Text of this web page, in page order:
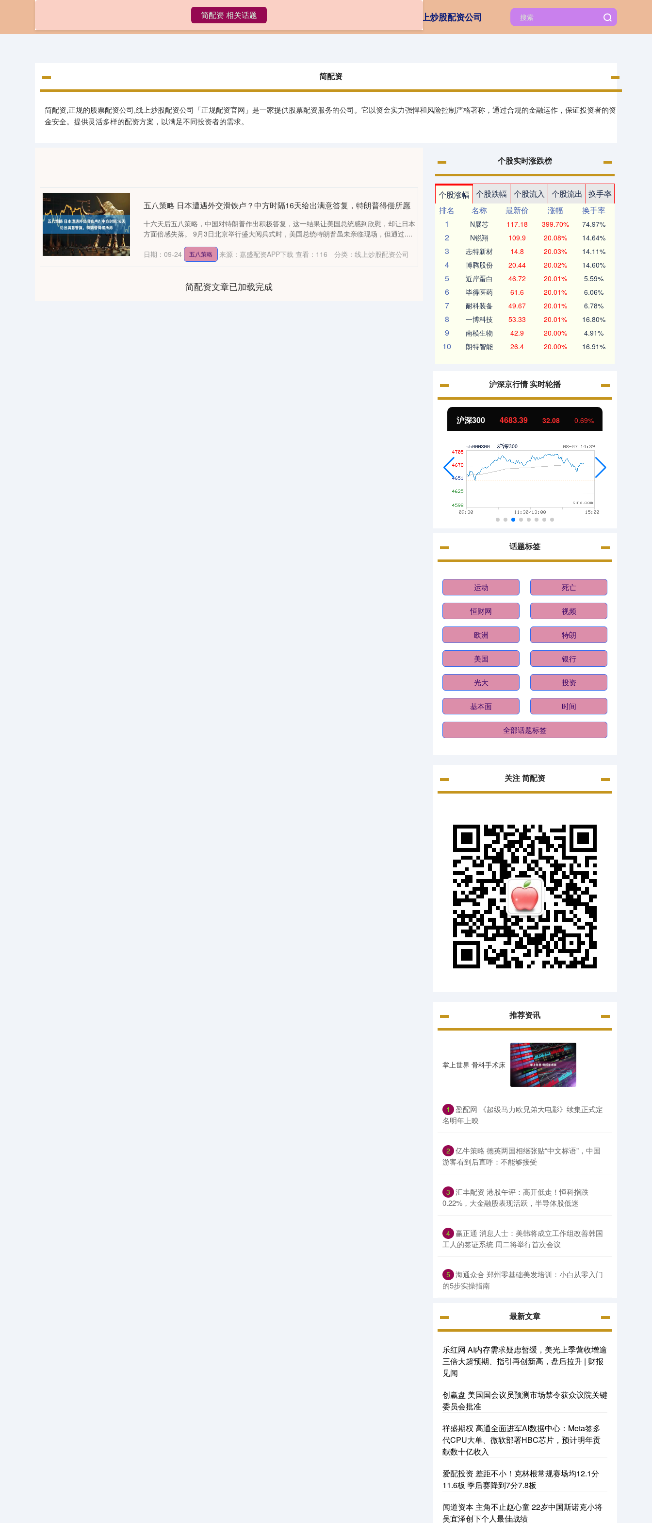
简配资 线上炒股配资公司
简配资
简配资,正规的股票配资公司,线上炒股配资公司「正规配资官网」是一家提供股票配资服务的公司。它以资金实力强悍和风险控制严格著称，通过合规的金融运作，保证投资者的资
金安全。提供灵活多样的配资方案，以满足不同投资者的需求。
简配资 相关话题
五八策略 日本遭遇外交滑铁卢？中方时隔16天给出满意答复，特朗普得偿所愿
十六天后五八策略，中国对特朗普作出积极答复，这一结果让美国总统感到欣慰，却让日本
方面倍感失落。 9月3日北京举行盛大阅兵式时，美国总统特朗普虽未亲临现场，但通过....
日期：09-24 五八策略 来源：嘉盛配资APP下载 查看： 116 分类： 线上炒股配资公司
简配资文章已加载完成
个股实时涨跌榜
个股涨幅 个股跌幅 个股流入 个股流出
换手率
排名
名称 最新价 涨幅
换手率
1
N展芯 117.18 399.70% 74.97%
2 N锐翔 109.9 20.08% 14.64%
3 志特新材 14.8 20.03% 14.11%
4 博腾股份 20.44 20.02% 14.60%
5 近岸蛋白 46.72 20.01% 5.59%
6 毕得医药 61.6 20.01% 6.06%
7 耐科装备 49.67 20.01% 6.78%
8 一博科技 53.33 20.01% 16.80%
9 南模生物 42.9 20.00% 4.91%
10 朗特智能 26.4 20.00% 16.91%
沪深京行情 实时轮播
沪深300 4683.39 32.08 0.69%
话题标签
运动 死亡
恒财网 视频
欧洲 特朗
美国 银行
光大 投资
基本面 时间
全部话题标签
关注 简配资
推荐资讯
掌上世界 骨科手术床
1
盈配网 《超级马力欧兄弟大电影》续集正式定
名明年上映
2 亿牛策略 德英两国相继张贴“中文标语”，中国
游客看到后直呼：不能够接受
3 汇丰配资 港股午评：高开低走！恒科指跌
0.22%，大金融股表现活跃，半导体股低迷
4 赢正通 消息人士：美韩将成立工作组改善韩国
工人的签证系统 周二将举行首次会议
5 海通众合 郑州零基础美发培训：小白从零入门
的5步实操指南
最新文章
乐红网 AI内存需求疑虑暂缓，美光上季营收增逾
三倍大超预期、指引再创新高，盘后拉升 | 财报
见闻
创赢盘 美国国会议员预测市场禁令获众议院关键
委员会批准
祥盛期权 高通全面进军AI数据中心：Meta签多
代CPU大单、微软部署HBC芯片，预计明年贡
献数十亿收入
爱配投资 差距不小！克林根常规赛场均12.1分
11.6板 季后赛降到7分7.8板
闻道资本 主角不止赵心童 22岁中国斯诺克小将
吴宜泽创下个人最佳战绩